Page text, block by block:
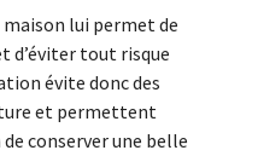
lui permet de
d’éviter tout risque
évite donc des
et permettent
conserver une belle